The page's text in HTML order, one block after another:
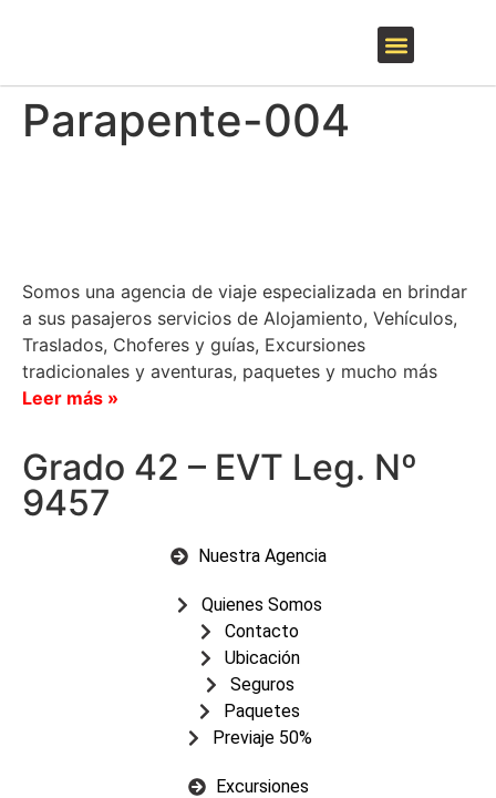
Parapente-004
Somos una agencia de viaje especializada en brindar
a sus pasajeros servicios de Alojamiento, Vehículos,
Traslados, Choferes y guías, Excursiones
tradicionales y aventuras, paquetes y mucho más
Leer más »
Grado 42 – EVT Leg. Nº
9457
Nuestra Agencia
Quienes Somos
Contacto
Ubicación
Seguros
Paquetes
Previaje 50%
Excursiones